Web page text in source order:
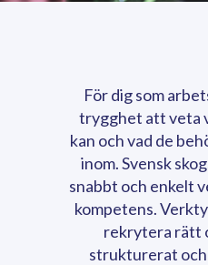
För dig som
trygghet att veta
kan och vad de
inom. Svensk
snabbt och enkelt
kompetens.
rekrytera rätt
strukturerat